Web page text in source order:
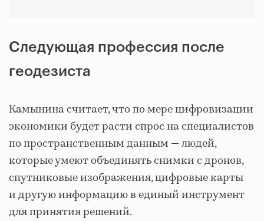
Следующая профессия после
геодезиста
Камынина считает, что по мере цифровизации
экономики будет расти спрос на специалистов
по пространственным данным — людей,
которые умеют объединять снимки с дронов,
спутниковые изображения, цифровые карты
и другую информацию в единый инструмент
для принятия решений.